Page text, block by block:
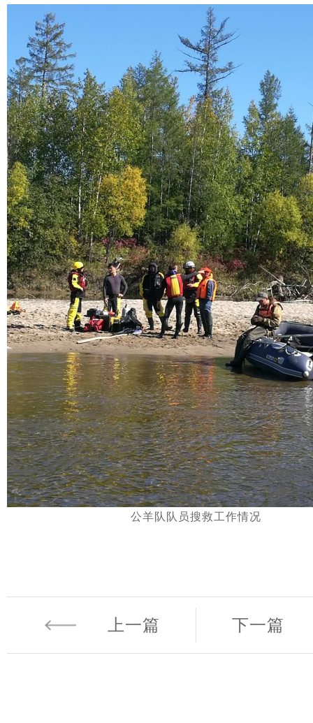
公羊队队员搜救工作情况
上一篇 下一篇